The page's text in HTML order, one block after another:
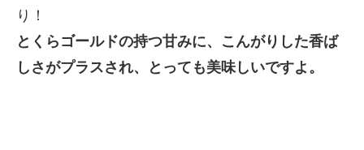
り！
とくらゴールドの持つ甘みに、こんがりした香ば
しさがプラスされ、とっても美味しいですよ。